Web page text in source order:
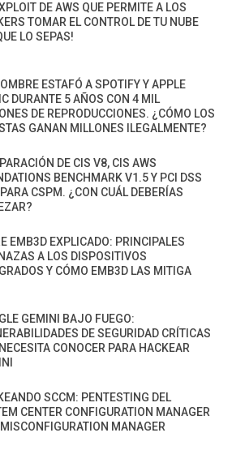
DE AWS QUE PERMITE A LOS
TOMAR EL CONTROL DE TU NUBE
LO SEPAS!
ESTAFÓ A SPOTIFY Y APPLE
DURANTE 5 AÑOS CON 4 MIL
DE REPRODUCCIONES. ¿CÓMO LOS
GANAN MILLONES ILEGALMENTE?
DE CIS V8, CIS AWS
BENCHMARK V1.5 Y PCI DSS
CSPM. ¿CON CUÁL DEBERÍAS
EMB3D EXPLICADO: PRINCIPALES
A LOS DISPOSITIVOS
Y CÓMO EMB3D LAS MITIGA
GEMINI BAJO FUEGO:
DE SEGURIDAD CRÍTICAS
CONOCER PARA HACKEAR
SCCM: PENTESTING DEL
CENTER CONFIGURATION MANAGER
MANAGER